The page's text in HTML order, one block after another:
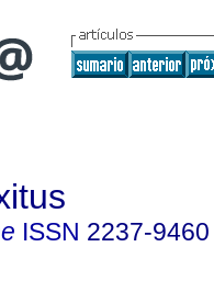
ISSN 2237-9460